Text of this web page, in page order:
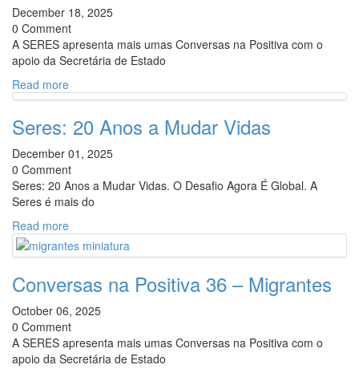
December 18, 2025
0 Comment
A SERES apresenta mais umas Conversas na Positiva com o
apoio da Secretária de Estado
Read more
Seres: 20 Anos a Mudar Vidas
December 01, 2025
0 Comment
Seres: 20 Anos a Mudar Vidas. O Desafio Agora É Global. A
Seres é mais do
Read more
Conversas na Positiva 36 – Migrantes
October 06, 2025
0 Comment
A SERES apresenta mais umas Conversas na Positiva com o
apoio da Secretária de Estado